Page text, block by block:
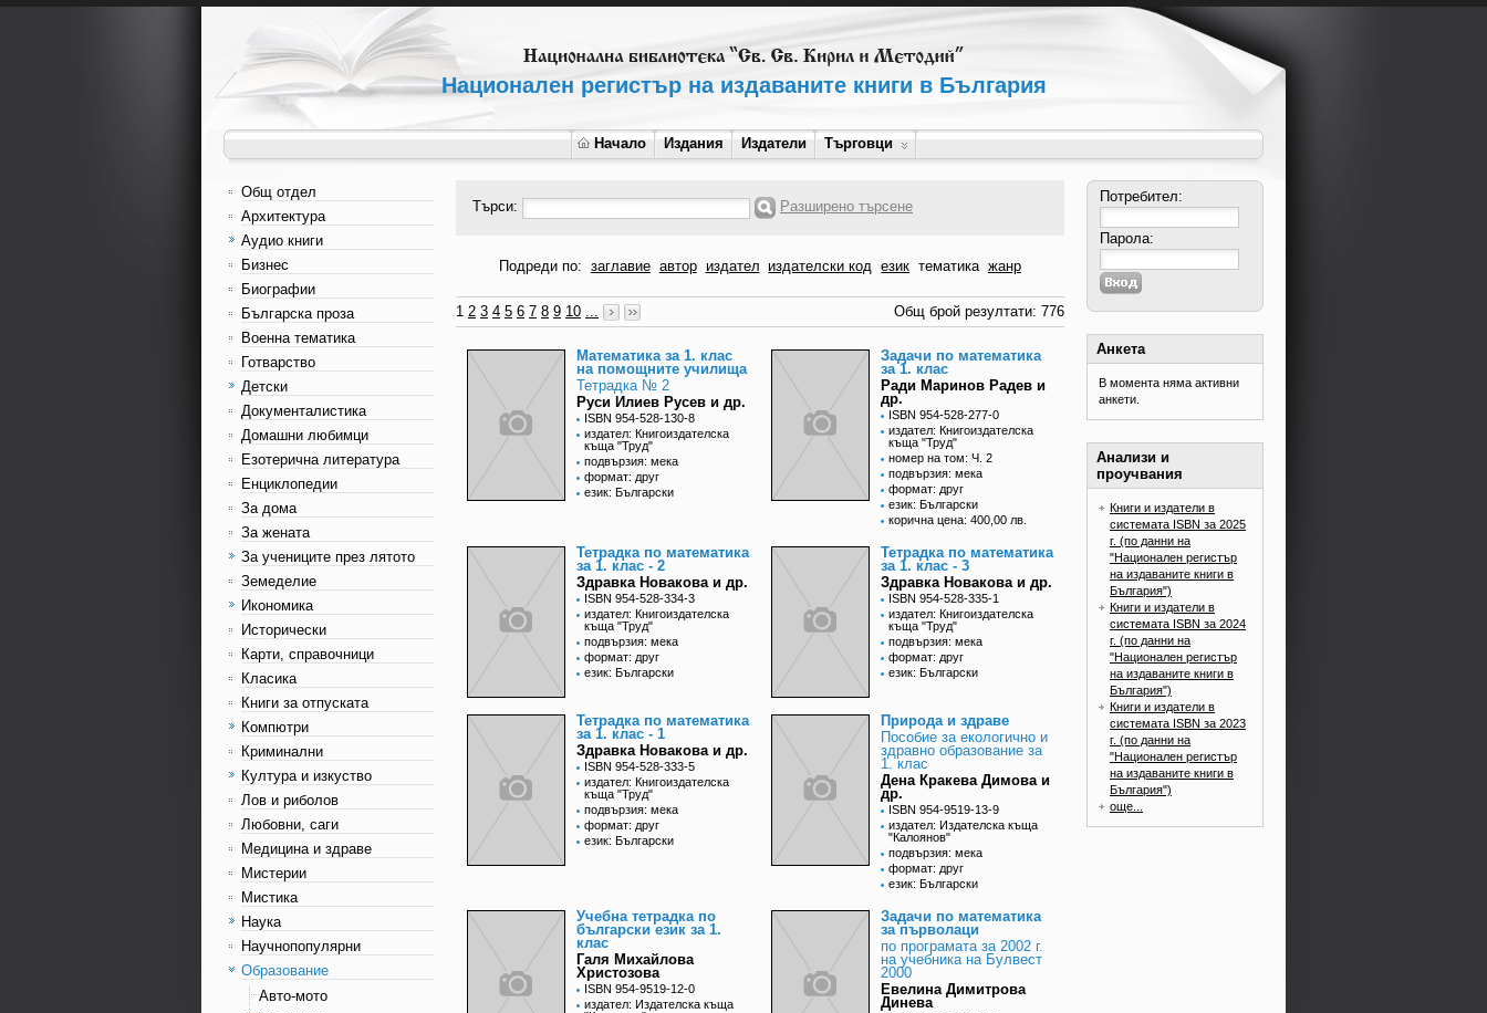
Национален регистър на издаваните книги в България
Начало Издания Издатели Търговци
Общ отдел
Архитектура
Аудио книги
Бизнес
Биографии
Българска проза
Военна тематика
Готварство
Детски
Документалистика
Домашни любимци
Езотерична литература
Енциклопедии
За дома
За жената
За учениците през лятото
Земеделие
Икономика
Исторически
Карти, справочници
Класика
Книги за отпуската
Компютри
Криминални
Култура и изкуство
Лов и риболов
Любовни, саги
Медицина и здраве
Мистерии
Мистика
Наука
Научнопопулярни
Образование
Авто-мото
Търси: Разширено търсене
Подреди по: заглавие автор издател издателски код език тематика жанр
1 2 3 4 5 6 7 8 9 10 ... Общ брой резултати: 776
Математика за 1. клас
на помощните училища
Тетрадка № 2
Руси Илиев Русев и др.
ISBN 954-528-130-8
издател: Книгоиздателска
къща "Труд"
подвързия: мека
формат: друг
език: Български
Задачи по математика
за 1. клас
Ради Маринов Радев и
др.
ISBN 954-528-277-0
издател: Книгоиздателска
къща "Труд"
номер на том: Ч. 2
подвързия: мека
формат: друг
език: Български
корична цена: 400,00 лв.
Тетрадка по математика
за 1. клас - 2
Здравка Новакова и др.
ISBN 954-528-334-3
издател: Книгоиздателска
къща "Труд"
подвързия: мека
формат: друг
език: Български
Тетрадка по математика
за 1. клас - 3
Здравка Новакова и др.
ISBN 954-528-335-1
издател: Книгоиздателска
къща "Труд"
подвързия: мека
формат: друг
език: Български
Тетрадка по математика
за 1. клас - 1
Здравка Новакова и др.
ISBN 954-528-333-5
издател: Книгоиздателска
къща "Труд"
подвързия: мека
формат: друг
език: Български
Природа и здраве
Пособие за екологично и
здравно образование за
1. клас
Дена Кракева Димова и
др.
ISBN 954-9519-13-9
издател: Издателска къща
"Калоянов"
подвързия: мека
формат: друг
език: Български
Учебна тетрадка по
български език за 1.
клас
Галя Михайлова
Христозова
ISBN 954-9519-12-0
издател: Издателска къща
Задачи по математика
за първолаци
по програмата за 2002 г.
на учебника на Булвест
2000
Евелина Димитрова
Динева
Потребител:
Парола:
Анкета
В момента няма активни
анкети.
Анализи и
проучвания
Книги и издатели в
системата ISBN за 2025
г. (по данни на
"Национален регистър
на издаваните книги в
България")
Книги и издатели в
системата ISBN за 2024
г. (по данни на
"Национален регистър
на издаваните книги в
България")
Книги и издатели в
системата ISBN за 2023
г. (по данни на
"Национален регистър
на издаваните книги в
България")
още...